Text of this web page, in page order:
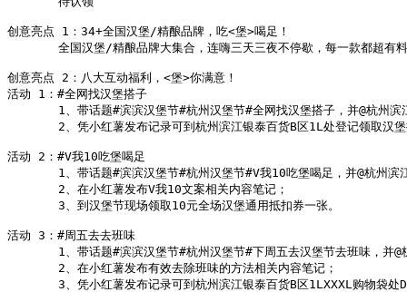
创意亮点 1：34+全国汉堡/精酿品牌，吃<堡>喝足！
全国汉堡/精酿品牌大集合，连嗨三天三夜不停歇，每一款都
创意亮点 2：八大互动福利，<堡>你满意！
活动 1：#全网找汉堡搭子
1、带话题#滨滨汉堡节#杭州汉堡节#全网找汉堡搭子，并@杭州滨
       2、凭小红薯发布记录可到杭州滨江银泰百货B区1L
处登记领取汉
活动 2：#V我10吃堡喝足
1、带话题#滨滨汉堡节#杭州汉堡节#V我10吃堡喝足，并@杭州滨
2、在小红薯发布V我10文案相关内容笔记；
3、到汉堡节现场领取10元全场汉堡通用抵扣券一张。
活动 3：#周五去去班味
1、带话题#滨滨汉堡节#杭州汉堡节#下周五去汉堡节去班味，并@
2、在小红薯发布有效去除班味的方法相关内容笔记；
3、凭小红薯发布记录可到杭州滨江银泰百货B区1LXXXL购物袋处